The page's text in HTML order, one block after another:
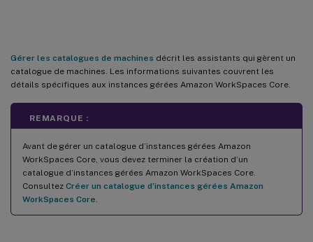
Gérer les catalogues de machines décrit les assistants qui gèrent un
catalogue de machines. Les informations suivantes couvrent les
détails spécifiques aux instances gérées Amazon WorkSpaces Core.
REMARQUE :
Avant de gérer un catalogue d’instances gérées Amazon
WorkSpaces Core, vous devez terminer la création d’un
catalogue d’instances gérées Amazon WorkSpaces Core.
Consultez Créer un catalogue d’instances gérées Amazon
WorkSpaces Core